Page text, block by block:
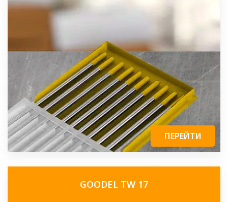
ПЕРЕЙТИ
GOODEL TW 17